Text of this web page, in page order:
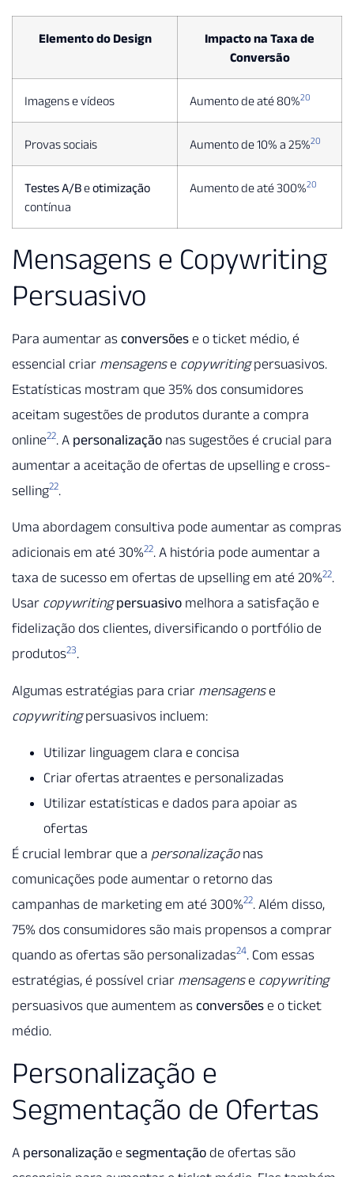
Elemento do Design
Impacto na Taxa de
Conversão
Imagens e vídeos Aumento de até 80%20
Provas sociais Aumento de 10% a 25%20
Testes A/Beotimização
contínua
Aumento de até 300%20
Mensagens e Copywriting
Persuasivo
Para aumentar as conversões e o ticket médio, é
essencial criar mensagense copywritingpersuasivos.
Estatísticas mostram que 35% dos consumidores
aceitam sugestões de produtos durante a compra
online22. A personalização nas sugestões é crucial para
aumentar a aceitação de ofertas de upselling e cross-
selling22.
Uma abordagem consultiva pode aumentar as compras
adicionais em até 30%22. A história pode aumentar a
taxa de sucesso em ofertas de upselling em até 20%22.
Usar copywriting persuasivo melhora a satisfação e
fidelização dos clientes, diversificando o portfólio de
produtos23.
Algumas estratégias para criar mensagense
copywritingpersuasivos incluem:
Utilizar linguagem clara e concisa
Criar ofertas atraentes e personalizadas
Utilizar estatísticas e dados para apoiar as
ofertas
É crucial lembrar que a personalizaçãonas
comunicações pode aumentar o retorno das
campanhas de marketing em até 300%22. Além disso,
75% dos consumidores são mais propensos a comprar
quando as ofertas são personalizadas24. Com essas
estratégias, é possível criar mensagense copywriting
persuasivos que aumentem as conversões e o ticket
médio.
Personalização e
Segmentação de Ofertas
A personalização e segmentação de ofertas são